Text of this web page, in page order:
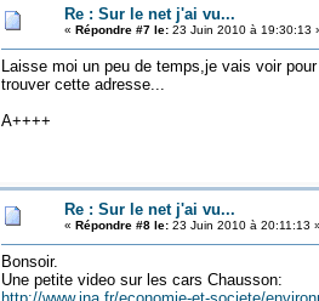
Re : Sur le net j'ai vu...
« Répondre #7 le:23 Juin 2010 à 19:30:13
Laisse moi un peu de temps,je vais voir pour
trouver cette adresse...
A++++
Re : Sur le net j'ai vu...
« Répondre #8 le:23 Juin 2010 à 20:11:13
Bonsoir.
Une petite video sur les cars Chausson: